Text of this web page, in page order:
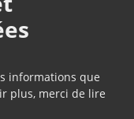
informations que
plus, merci de lire
:
les
à votre